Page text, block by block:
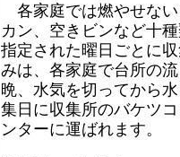
各家庭では燃やせな
カン、空きビンなど十
指定された曜日ごとに
みは、各家庭で台所の
晩、水気を切ってから
集日に収集所のバケツ
ンターに運ばれます。